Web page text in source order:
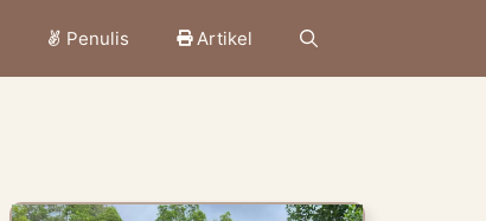
Penulis Artikel